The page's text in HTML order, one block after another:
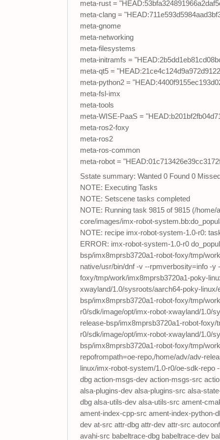
meta-rust =
meta-clang =
meta-gnome
meta-networking
meta-filesystems
meta-initramfs =
meta-qt5 =
meta-python2 =
meta-fsl-imx
meta-tools
meta-WISE-PaaS =
meta-ros2-foxy
meta-ros2
meta-ros-common
meta-robot =
Sstate summary: Wanted 0 Found 0
NOTE: Executing Tasks
NOTE: Setscene tasks completed
NOTE: Running task 9815 of 9815 (/
core/images/imx-robot-
NOTE: recipe imx-robot-system-1.0-r0:
ERROR: imx-robot-system-1.0-r0 do_populate_sdk: Could not invoke dnf. Command '/home/adv/adv-release-bsp/imx8mprsb3720a1-robot-foxy/tmp/work/imx8mprsb3720a1-poky-linux/imx-robot-system/1.0-r0/recipe-sysroot-native/usr/bin/dnf -v --rpmverbosity=info -y -c /home/adv/adv-release-bsp/imx8mprsb3720a1-robot-foxy/tmp/work/imx8mprsb3720a1-poky-linux/imx-robot-system/1.0-r0/sdk/image/opt/imx-robot-xwayland/1.0/sysroots/aarch64-poky-linux/etc/dnf/dnf.conf --setopt=reposdir=/home/adv/adv-release-bsp/imx8mprsb3720a1-robot-foxy/tmp/work/imx8mprsb3720a1-poky-linux/imx-robot-system/1.0-r0/sdk/image/opt/imx-robot-xwayland/1.0/sysroots/aarch64-poky-linux/etc/yum.repos.d --installroot=/home/adv/adv-release-bsp/imx8mprsb3720a1-robot-foxy/tmp/work/imx8mprsb3720a1-poky-linux/imx-robot-system/1.0-r0/sdk/image/opt/imx-robot-xwayland/1.0/sysroots/aarch64-poky-linux --setopt=logdir=/home/adv/adv-release-bsp/imx8mprsb3720a1-robot-foxy/tmp/work/imx8mprsb3720a1-poky-linux/imx-robot-system/1.0-r0/temp --repofrompath=oe-repo,/home/adv/adv-release-bsp/imx8mprsb3720a1-robot-foxy/tmp/work/imx8mprsb3720a1-poky-linux/imx-robot-system/1.0-r0/oe-sdk-repo --skip-broken --nogpgcheck install acl-dbg acl-dev acl-src action-msgs-dbg action-msgs-dev action-msgs-src actionlib-msgs-dbg actionlib-msgs-dev actionlib-msgs-src alsa-plugins-dbg alsa-plugins-dev alsa-plugins-src alsa-state-dbg alsa-state-dev alsa-tools-dbg alsa-tools-dev alsa-tools-src alsa-utils-dbg alsa-utils-dev alsa-utils-src ament-cmake-dbg ament-cmake-dev ament-index-cpp-dbg ament-index-cpp-dev ament-index-cpp-src ament-index-python-dbg ament-index-python-dev armnn-dbg armnn-dev armnn-src at-dbg at-dev at-src attr-dbg attr-dev attr-src autoconf-dbg autoconf-dev automake-dbg automake-dev avahi-dbg avahi-dev avahi-src babeltrace-dbg babeltrace-dev babeltrace-src base-files-dbg base-files-dev base-passwd-dbg base-passwd-dev base-passwd-src bash-completion-dbg bc-dbg bc-dev bc-src binutils-dbg binutils-dev binutils-src blktrace-dbg blktrace-dev blktrace-src bluez5-dbg bluez5-dev bluez5-src boost-dbg boost-dev boost-src builtin-interfaces-dbg builtin-interfaces-dev builtin-interfaces-src bullet-dbg bullet-dev bullet-src bzip2-dbg bzip2-src ca-certificates-dbg ca-certificates-dev can-utils-dbg can-utils-dev can-utils-src ccache-dbg ccache-dev ccache-src class-loader-dbg class-loader-dev class-loader-src clblast-dbg clblast-dev clblast-src cogl-1.0-dbg cogl-1.0-dev cogl-1.0-src common-interfaces-dbg common-interfaces-dev compiler-rt-dbg composition-interfaces-dbg composition-interfaces-dev composition-interfaces-src console-bridge-vendor-dbg console-bridge-vendor-dev consolekit-dbg consolekit-dev consolekit-src cpio-dbg cpio-dev cpio-src cpufrequtils-dbg cpufrequtils-dev cpufrequtils-src cracklib-dbg cracklib-src cronie-dbg cronie-dev cronie-src cryptodev-linux-dbg cryptodev-module-dbg cryptodev-module-dev cryptodev-tests-dbg cryptodev-tests-dev cryptodev-tests-src curl-dbg curl-dev db-dbg db-dev db-src dbus-dbg dbus-dev dbus-src devil-dbg devil-dev devil-src diagnostic-msgs-dbg diagnostic-msgs-dev diagnostic-msgs-src diffstat-dbg diffstat-dev diffstat-src diffutils-dbg diffutils-dev diffutils-src dosfstools-dbg dosfstools-dev dosfstools-src dropbear-dbg dropbear-dev dropbear-src e2fsprogs-dbg e2fsprogs-dev e2fsprogs-src ed-dbg ed-dev ed-src elfutils-dbg elfutils-dev elfutils-src ethtool-dbg ethtool-dev ethtool-src evtest-dbg evtest-dev evtest-src fbset-dbg fbset-dev fbset-modes-dbg fbset-modes-dev file-dbg file-dev file-src findutils-dbg findutils-dev findutils-src firmware-imx-dbg firmware-imx-dev flac-dbg flac-dev flac-src flatbuffers-dbg flatbuffers-src flex-dbg flex-src foonathan-memory-vendor-dbg foonathan-memory-vendor-dev fsl-rc-local-dbg fsl-rc-local-dev gawk-dbg gawk-dev gawk-src gcc-dbg gcc-